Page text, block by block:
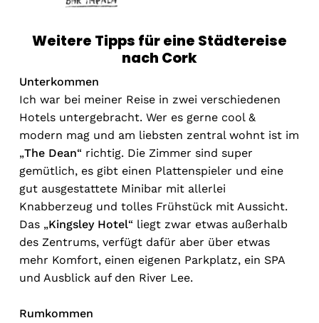
Weitere Tipps für eine Städtereise
nach Cork
Unterkommen
Ich war bei meiner Reise in zwei verschiedenen
Hotels untergebracht. Wer es gerne cool &
modern mag und am liebsten zentral wohnt ist im
„The Dean“ richtig. Die Zimmer sind super
gemütlich, es gibt einen Plattenspieler und eine
gut ausgestattete Minibar mit allerlei
Knabberzeug und tolles Frühstück mit Aussicht.
Das „Kingsley Hotel“ liegt zwar etwas außerhalb
des Zentrums, verfügt dafür aber über etwas
mehr Komfort, einen eigenen Parkplatz, ein SPA
und Ausblick auf den River Lee.
Rumkommen